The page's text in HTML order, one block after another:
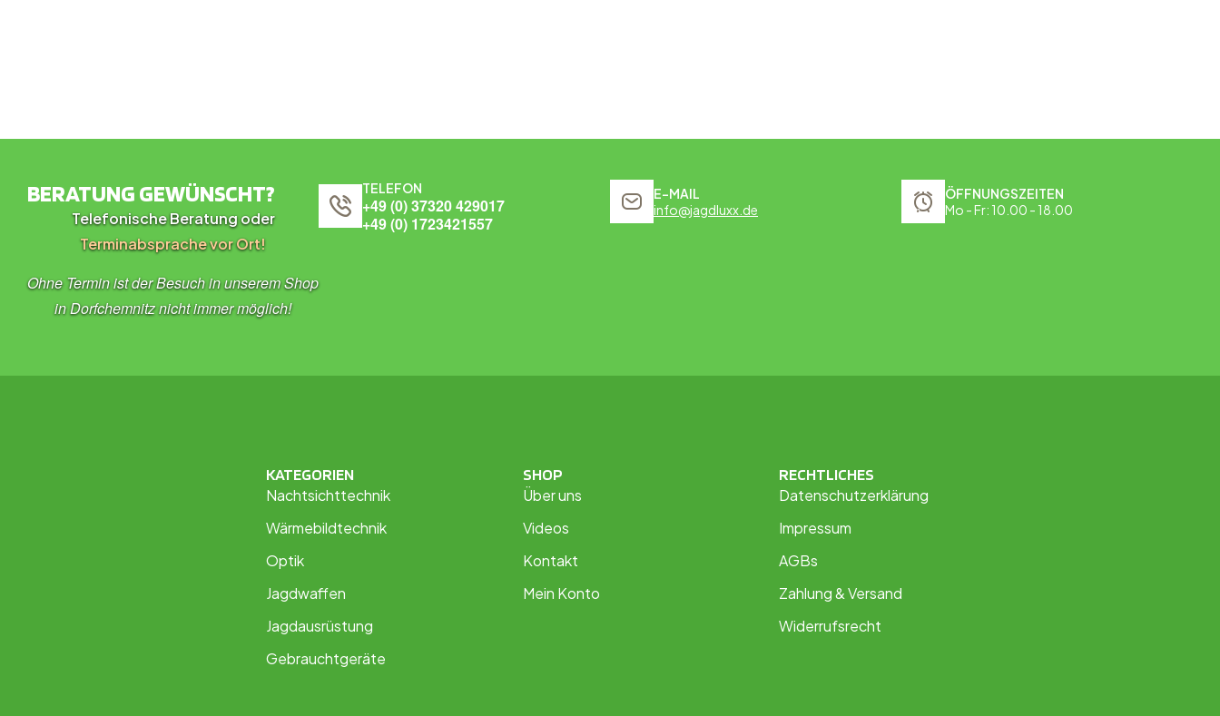
BERATUNG GEWÜNSCHT?
Telefonische Beratung oder
Terminabsprache vor Ort!
Ohne Termin ist der Besuch in unserem Shop
in Dorfchemnitz nicht immer möglich!
TELEFON
+49 (0) 37320 429017
+49 (0) 1723421557
E-MAIL
info@jagdluxx.de
ÖFFNUNGSZEITEN
Mo - Fr: 10.00 - 18.00
KATEGORIEN
Nachtsichttechnik
Wärmebildtechnik
Optik
Jagdwaffen
Jagdausrüstung
Gebrauchtgeräte
SHOP
Über uns
Videos
Kontakt
Mein Konto
RECHTLICHES
Datenschutzerklärung
Impressum
AGBs
Zahlung & Versand
Widerrufsrecht